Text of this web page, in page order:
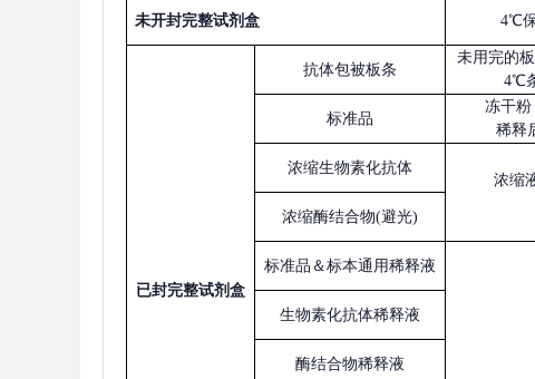
未开封完整试剂盒 4℃
已封完整试剂盒
抗体包被板条
未用完的
4℃
标准品
冻干粉
稀释
浓缩生物素化抗体
浓缩
浓缩酶结合物(避光)
标准品＆标本通用稀释液
生物素化抗体稀释液
酶结合物稀释液